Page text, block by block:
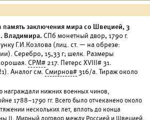
память заключения мира со Швецией, 3
Владимира. СПб монетный двор, 1790 г.
Г.И.Козлова (лиц. ст. — на обрезе:
Серебро, 15,33 г; шелк. Размеры
СРМ# 217. Петерс XVIII# 31.
Аналог см. Смирнов#316/а. Тираж около
награждали нижних военных чинов,
1788–1790 гг. Всего было отчеканено около
нескольких лет, вплоть до конца